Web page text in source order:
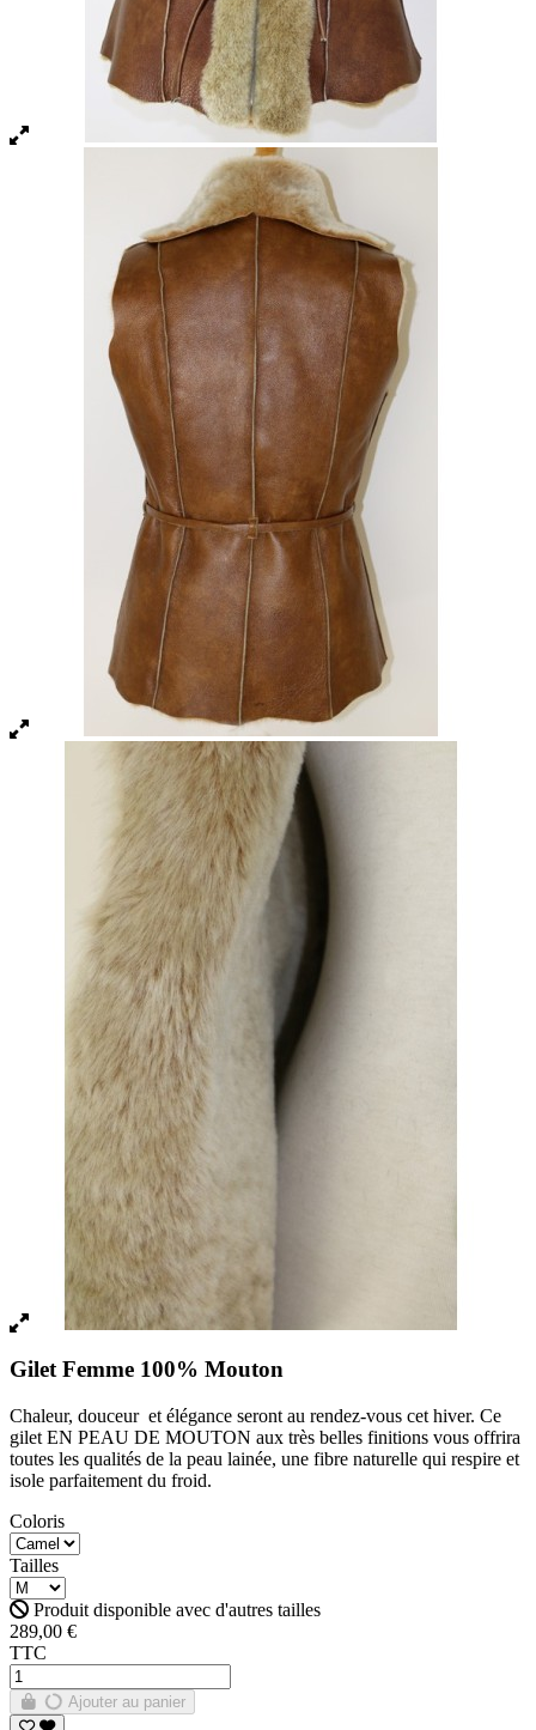
Gilet Femme 100% Mouton
Chaleur, douceur et élégance seront au rendez-vous cet hiver. Ce
gilet EN PEAU DE MOUTON aux très belles finitions vous offrira
toutes les qualités de la peau lainée, une fibre naturelle qui respire et
isole parfaitement du froid.
Coloris
Tailles
Produit disponible avec d'autres tailles
289,00 €
TTC
Ajouter au panier